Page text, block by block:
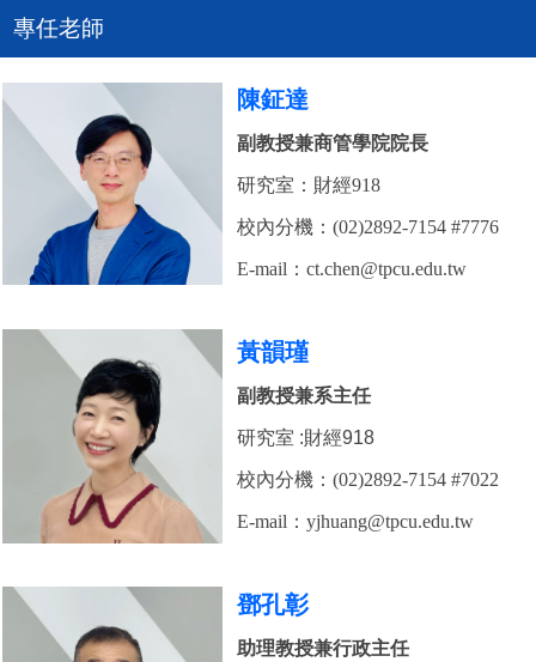
專任老師
陳鉦達
副教授兼商管學院院長
研究室：財經918
校內分機：(02)2892-7154 #7776
E-mail：ct.chen@tpcu.edu.tw
黃韻瑾
副教授兼系主任
研究室 :財經918
校內分機：(02)2892-7154 #7022
E-mail： yjhuang@tpcu.edu.tw
鄧孔彰
助理教授兼行政主任